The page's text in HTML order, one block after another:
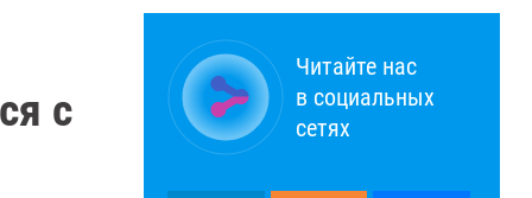
с
Читайте нас
в социальных
сетях